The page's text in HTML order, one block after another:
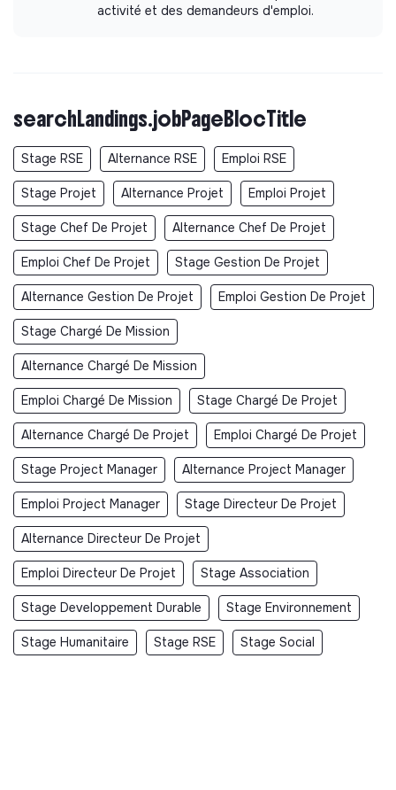
activité et des demandeurs d'emploi.
searchLandings.jobPageBlocTitle
Stage RSE Alternance RSE Emploi RSE
Stage Projet Alternance Projet Emploi Projet
Stage Chef De Projet Alternance Chef De Projet
Emploi Chef De Projet Stage Gestion De Projet
Alternance Gestion De Projet Emploi Gestion De Projet
Stage Chargé De Mission
Alternance Chargé De Mission
Emploi Chargé De Mission Stage Chargé De Projet
Alternance Chargé De Projet Emploi Chargé De Projet
Stage Project Manager Alternance Project Manager
Emploi Project Manager Stage Directeur De Projet
Alternance Directeur De Projet
Emploi Directeur De Projet Stage Association
Stage Developpement Durable Stage Environnement
Stage Humanitaire Stage RSE Stage Social